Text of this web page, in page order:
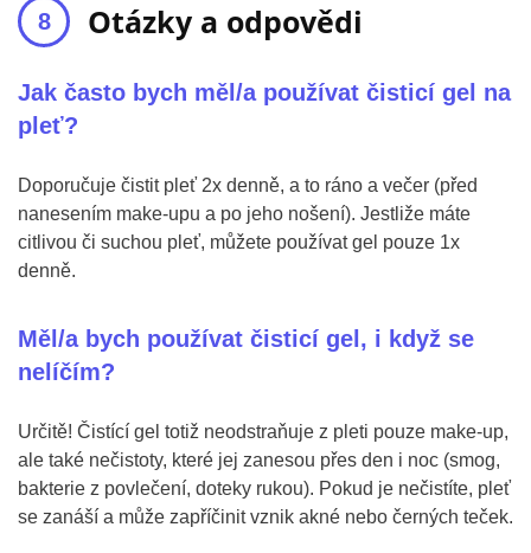
Otázky a odpovědi
Jak často bych měl/a používat čisticí gel na
pleť?
Doporučuje čistit pleť 2x denně, a to ráno a večer (před
nanesením make-upu a po jeho nošení). Jestliže máte
citlivou či suchou pleť, můžete používat gel pouze 1x
denně.
Měl/a bych používat čisticí gel, i když se
nelíčím?
Určitě! Čistící gel totiž neodstraňuje z pleti pouze make-up,
ale také nečistoty, které jej zanesou přes den i noc (smog,
bakterie z povlečení, doteky rukou). Pokud je nečistíte, pleť
se zanáší a může zapříčinit vznik akné nebo černých teček.